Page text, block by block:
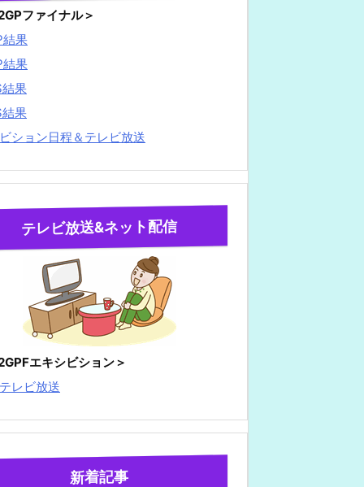
ファイナル＞
結果
結果
果
果
ション日程＆テレビ放送
テレビ放送&ネット配信
エキシビション＞
レビ放送
新着記事